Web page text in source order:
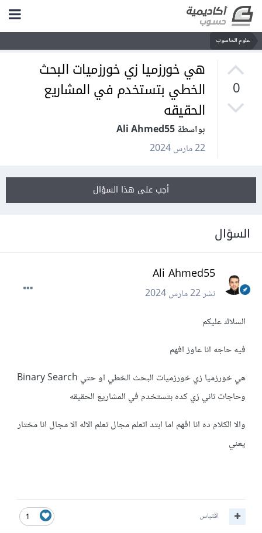
علوم الحاسوب
0
هي خورزميا زي خورزميات البحث
الخطي بتستخدم في المشاريع
الحقيقه
بواسطة Ali Ahmed55
22 مارس 2024
أجب على هذا السؤال
السؤال
Ali Ahmed55
نشر22 مارس 2024
السلاك عليكم
فيه حاجه انا عاوز افهم
هي خورزميا زي خورزميات البحث الخطي او حتي Binary Search
وحاجات تاني زي كده بتستخدم في المشاريع الحقيقه
والا الكلام ده انا افهم اما ابتد اتعلم مجال تعلم الاله الا مجال انا مختار
يعني
1 اقتباس